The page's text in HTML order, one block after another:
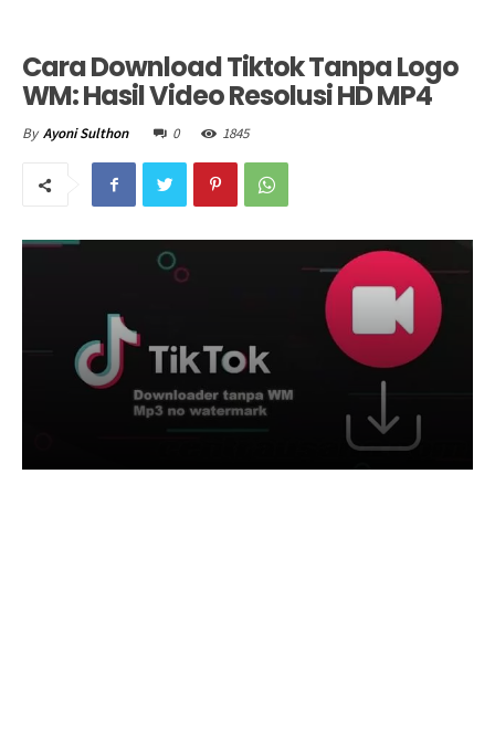
Cara Download Tiktok Tanpa Logo
WM: Hasil Video Resolusi HD MP4
By Ayoni Sulthon 0 1845